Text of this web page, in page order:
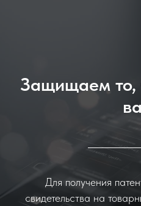
Защищаем то,
Для получения
свидетельства на